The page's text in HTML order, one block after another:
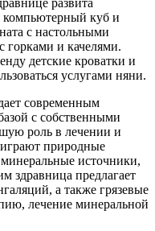
компьютерный куб и
с настольными
горками и качелями.
детские кроватки и
услугами няни.
современным
с собственными
роль в лечении и
природные
источники,
здравница предлагает
а также грязевые
лечение минеральной